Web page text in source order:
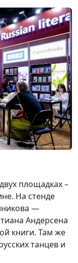
площадках –
На стенде
—
Андерсена
книги. Там же
танцев и